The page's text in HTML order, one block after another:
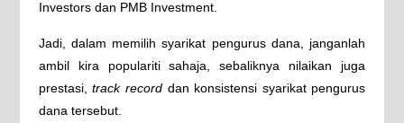
Investors dan PMB Investment.
Jadi, dalam memilih syarikat pengurus dana, janganlah
ambil kira populariti sahaja, sebaliknya nilaikan juga
prestasi,track recorddan konsistensi syarikat pengurus
dana tersebut.